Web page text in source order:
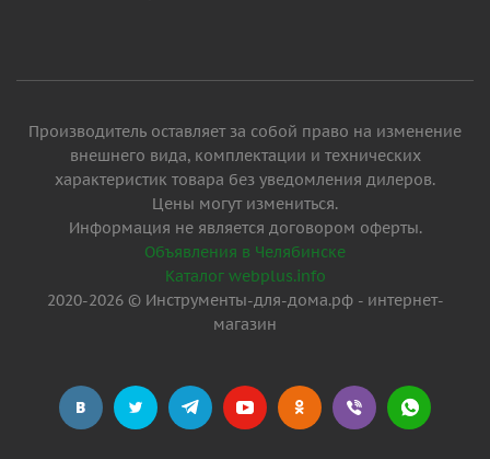
Производитель оставляет за собой право на изменение
внешнего вида, комплектации и технических
характеристик товара без уведомления дилеров.
Цены могут измениться.
Информация не является договором оферты.
Объявления в Челябинске
Каталог webplus.info
2020-2026 © Инструменты-для-дома.рф - интернет-
магазин